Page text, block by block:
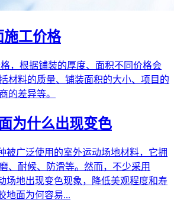
施工价格
，根据铺装的厚度、面积不同价格会
材料的质量、铺装面积的大小、项目的
的差异等。
为什么出现变色
被广泛使用的室外运动场地材料，它拥
、耐候、防滑等。然而，不少采用
场地出现变色现象，降低美观程度和寿
地面为何容易...